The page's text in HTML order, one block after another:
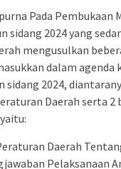
Pada Pembukaan
sidang 2024 yang
mengusulkan
dalam agenda
2024,
Daerah serta 2
Daerah
Pelaksanaan